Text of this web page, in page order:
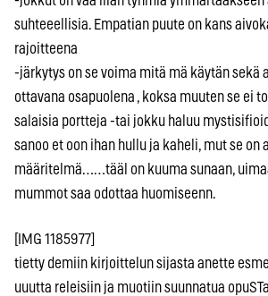
suhteeellisia. Empatian puute on kans
rajoitteena
-järkytys on se voima mitä mä käytän sekä
ottavana osapuolena , koksa muuten se ei
salaisia portteja -tai jokku haluu
sanoo et oon ihan hullu ja kaheli, mut se on
määritelmä……tääl on kuuma sunaan,
mummot saa odottaa huomiseenn.
[IMG 1185977]
tietty demiin kirjoittelun sijasta anette
uuutta releisiin ja muotiin suunnatua